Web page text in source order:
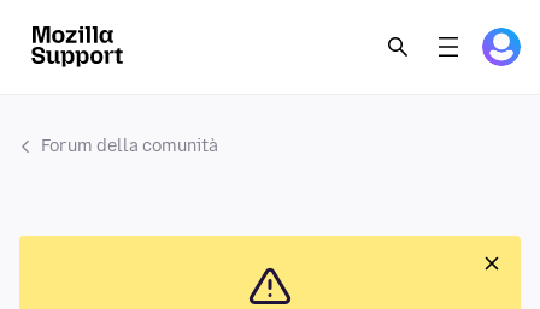
Forum della comunità